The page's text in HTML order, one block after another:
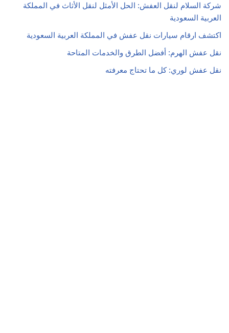
شركة السلام لنقل العفش: الحل الأمثل لنقل الأثاث في المملكة
العربية السعودية
اكتشف ارقام سيارات نقل عفش في المملكة العربية السعودية
نقل عفش الهرم: أفضل الطرق والخدمات المتاحة
نقل عفش لوري: كل ما تحتاج معرفته